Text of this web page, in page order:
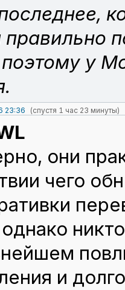
правильно
у
23:36 (спустя 1 час 23 минуты)
они
чего
и